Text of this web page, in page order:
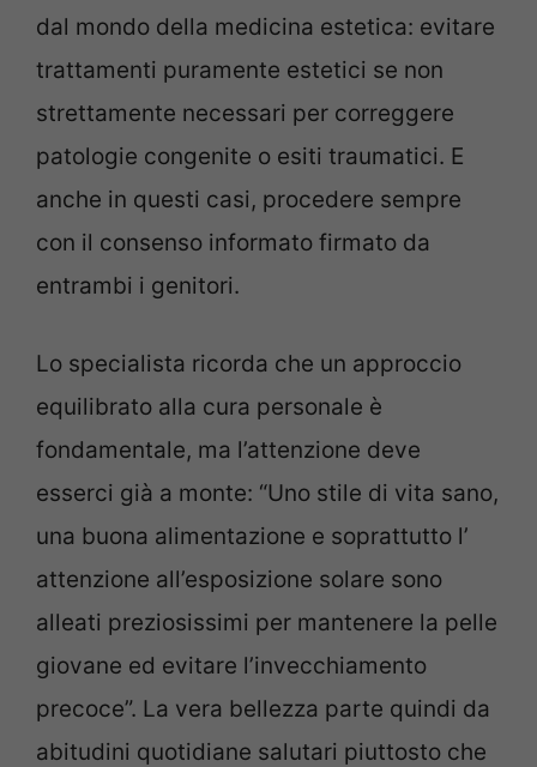
dal mondo della medicina estetica: evitare
trattamenti puramente estetici se non
strettamente necessari per correggere
patologie congenite o esiti traumatici. E
anche in questi casi, procedere sempre
con il consenso informato firmato da
entrambi i genitori.
Lo specialista ricorda che un approccio
equilibrato alla cura personale è
fondamentale, ma l’attenzione deve
esserci già a monte: “Uno stile di vita sano,
una buona alimentazione e soprattutto l’
attenzione all’esposizione solare sono
alleati preziosissimi per mantenere la pelle
giovane ed evitare l’invecchiamento
precoce”. La vera bellezza parte quindi da
abitudini quotidiane salutari piuttosto che